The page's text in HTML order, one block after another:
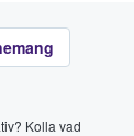
Kolla vad